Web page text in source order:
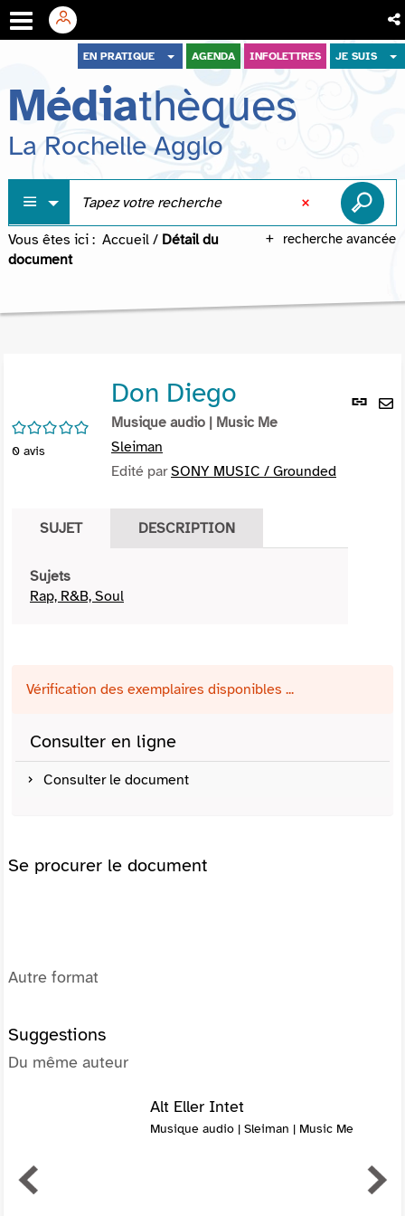
menu
contenu
recherche
EN PRATIQUE AGENDA INFOLETTRES JE SUIS
Médiathèques
La Rochelle Agglo
recherche avancée
Vous êtes ici : Accueil / Détail du
document
Lien
/5
0 avis
Don Diego
Musique audio | Music Me
Sleiman
Edité parSONY MUSIC / Grounded
SUJET DESCRIPTION
Sujets
Rap, R&B, Soul
Vérification des exemplaires disponibles ...
Consulter en ligne
Consulter le document
Se procurer le document
Autre format
Suggestions
Du même auteur
Alt Eller Intet
Musique audio | Sleiman | Music Me